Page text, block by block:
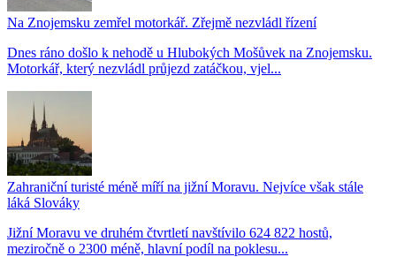
Na Znojemsku zemřel motorkář. Zřejmě nezvládl řízení
Dnes ráno došlo k nehodě u Hlubokých Mošůvek na Znojemsku.
Motorkář, který nezvládl průjezd zatáčkou, vjel...
Zahraniční turisté méně míří na jižní Moravu. Nejvíce však stále
láká Slováky
Jižní Moravu ve druhém čtvrtletí navštívilo 624 822 hostů,
meziročně o 2300 méně, hlavní podíl na poklesu...